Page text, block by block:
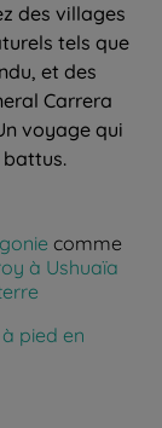
des villages
tels que
et des
Carrera
voyage qui
battus.
comme
à Ushuaïa
pied en